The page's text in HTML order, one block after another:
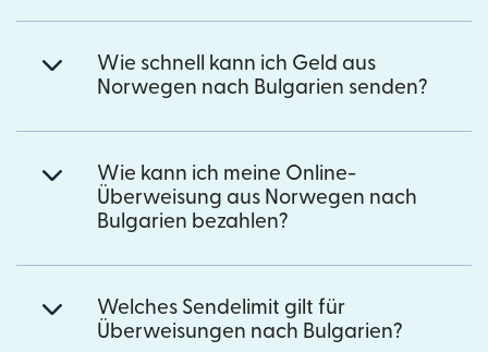
Wie schnell kann ich Geld aus
Norwegen nach Bulgarien senden?
Wie kann ich meine Online-
Überweisung aus Norwegen nach
Bulgarien bezahlen?
Welches Sendelimit gilt für
Überweisungen nach Bulgarien?